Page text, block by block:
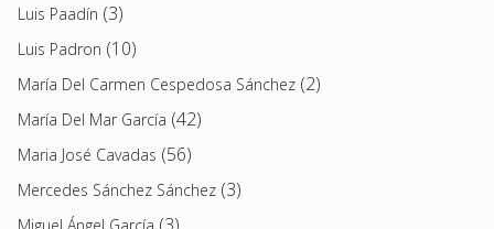
Luis Paadín (3)
Luis Padron (10)
María Del Carmen Cespedosa Sánchez (2)
María Del Mar García (42)
Maria José Cavadas (56)
Mercedes Sánchez Sánchez (3)